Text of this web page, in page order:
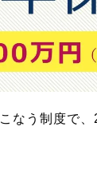
なう制度で